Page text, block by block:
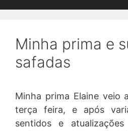
Minha prima e
safadas
Minha prima Elaine veio
terça feira, e após
sentidos e